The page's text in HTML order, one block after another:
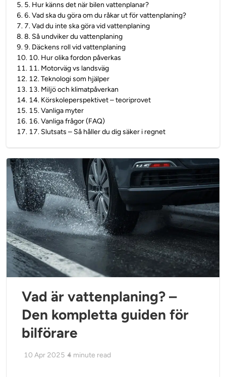
5. 5. Hur känns det när bilen vattenplanar?
6. 6. Vad ska du göra om du råkar ut för vattenplaning?
7. 7. Vad du inte ska göra vid vattenplaning
8.8. Så undviker du vattenplaning
9.9. Däckens roll vid vattenplaning
10. 10. Hur olika fordon påverkas
11. 11. Motorväg vs landsväg
12. 12. Teknologi som hjälper
13. 13. Miljö och klimatpåverkan
14. 14. Körskoleperspektivet – teoriprovet
15. 15. Vanliga myter
16. 16. Vanliga frågor (FAQ)
17. 17. Slutsats – Så håller du dig säker i regnet
Vad är vattenplaning? –
Den kompletta guiden för
bilförare
10 Apr 2025 4 minute read